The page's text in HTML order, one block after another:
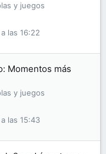
y juegos
las 16:22
Momentos más
y juegos
las 15:43